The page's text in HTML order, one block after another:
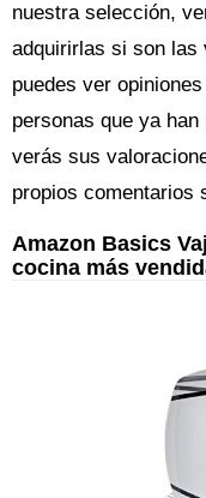
nuestra selección,
adquirirlas si son las
puedes ver
personas que ya
verás sus
propios comentarios
Amazon Basics
cocina más